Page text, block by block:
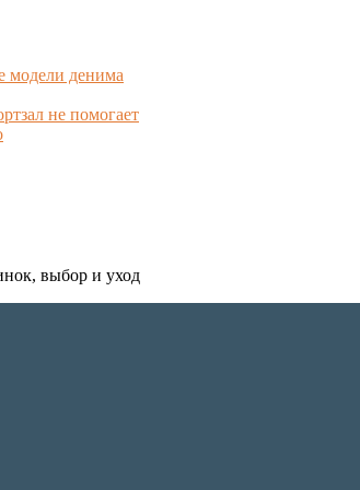
модели денима
не помогает
выбор и уход